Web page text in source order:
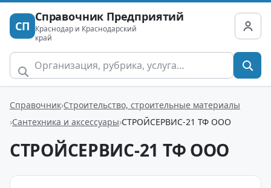
СП
Справочник Предприятий
Краснодар и Краснодарский
край
Справочник Строительство, строительные материалы
Сантехника и аксессуары СТРОЙСЕРВИС-21 ТФ ООО
СТРОЙСЕРВИС-21 ТФ ООО